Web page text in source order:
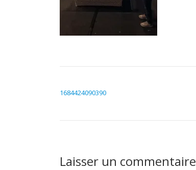
1684424090390
Laisser un commentaire